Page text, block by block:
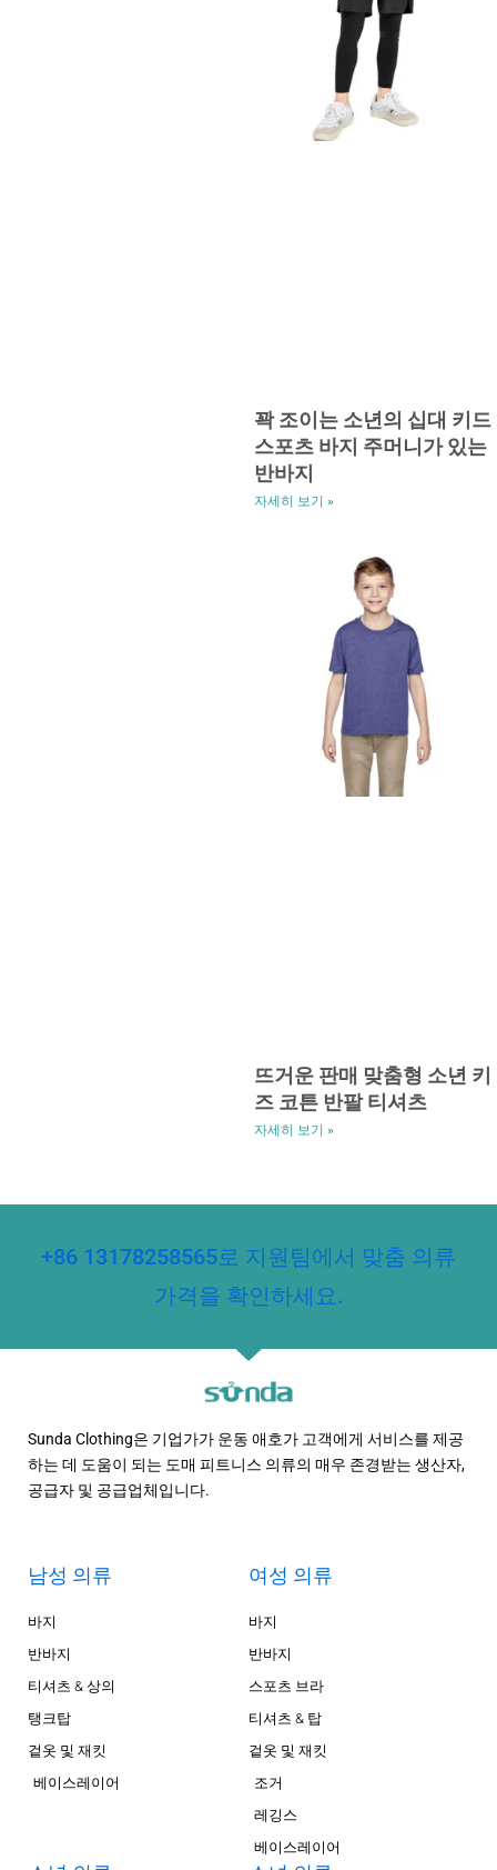
꽉 조이는 소년의 십대 키드
스포츠 바지 주머니가 있는
반바지
자세히 보기 »
뜨거운 판매 맞춤형 소년 키
즈 코튼 반팔 티셔츠
자세히 보기 »
+86 13178258565로 지원팀에서 맞춤 의류
가격을 확인하세요.
Sunda Clothing은 기업가가 운동 애호가 고객에게 서비스를 제공
하는 데 도움이 되는 도매 피트니스 의류의 매우 존경받는 생산자,
공급자 및 공급업체입니다.
남성 의류
바지
반바지
티셔츠 & 상의
탱크탑
겉옷 및 재킷
베이스레이어
여성 의류
바지
반바지
스포츠 브라
티셔츠 & 탑
겉옷 및 재킷
조거
레깅스
베이스레이어